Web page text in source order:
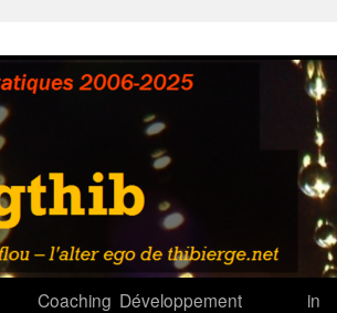
Coaching Développement
in